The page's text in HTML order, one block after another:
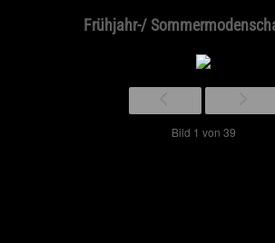
Frühjahr-/
Bild 1 von 39